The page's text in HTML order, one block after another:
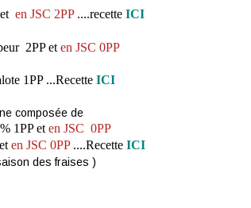
en JSC 2PP....recette ICI
2PP et en JSC 0PP
1PP ...Recette ICI
composée de
1PP et en JSC 0PP
en JSC 0PP....Recette ICI
des fraises )